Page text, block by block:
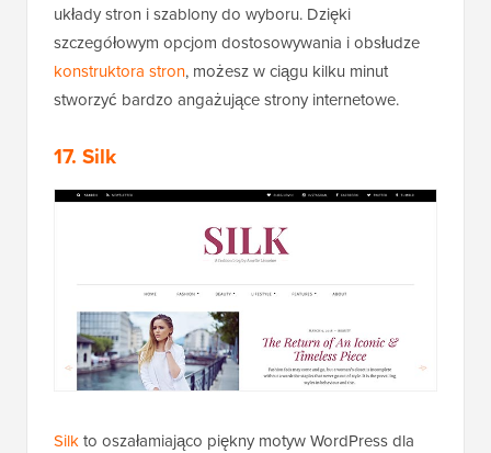
układy stron i szablony do wyboru. Dzięki
szczegółowym opcjom dostosowywania i obsłudze
konstruktora stron, możesz w ciągu kilku minut
stworzyć bardzo angażujące strony internetowe.
17. Silk
Silkto oszałamiająco piękny motyw WordPress dla